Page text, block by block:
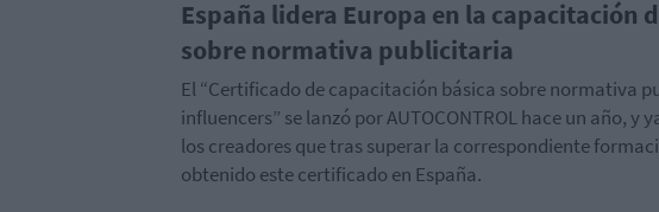
España lidera Europa en la capacitación
sobre normativa publicitaria
El “Certificado de capacitación básica sobre normativa
influencers” se lanzó por AUTOCONTROL hace un año, y
los creadores que tras superar la correspondiente
obtenido este certificado en España.